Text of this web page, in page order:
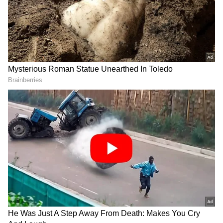
DOWNLOAD APP
ಆರೋಗ್ಯ
ಸಂಬಂಧ,ಫ್ಯಾಷನ್, ರೆಸಿಪಿ
ಅಪ್ಡೇಟ್‌ಗಳಿಗಾಗಿ
ಏಷ್ಯಾನೆಟ್ ಸುವರ್ಣ ನ್ಯೂಸ್‌ ಫಾಲೋ ಮಾಡಿ.
ಸಂಪೂರ್ಣ ಮಾಹಿತಿ ಒಂದೇ ಕ್ಲಿಕ್‌ನಲ್ಲಿ ಲಭ್ಯ. ಏಷ್ಯಾನೆಟ್
ಸುವರ್ಣ ನ್ಯೂಸ್ ಅಧಿಕೃತ ಆ್ಯಪ್ ಡೌನ್‌ಲೋಡ್ ಮಾಡಿ
ಹಾಗು ಎಲ್ಲಾ ಅಪ್‌ಡೇಟ್ ಗಳನ್ನು ಪಡೆಯಿರಿ.